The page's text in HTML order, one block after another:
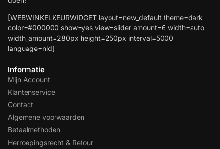
[WEBWINKELKEURWIDGET layout=new_default theme=dark
color=#000000 show=yes view=slider amount=6 width=auto
width_amount=280px height=250px interval=5000
language=nld]
Informatie
Mijn Account
Klantenservice
Contact
Algemene voorwaarden
Betaalmethoden
Herroepingsrecht & Retour